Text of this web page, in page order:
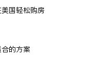
国轻松购房
的方案